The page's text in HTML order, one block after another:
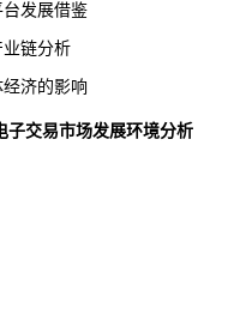
发展借鉴
链分析
济的影响
子交易市场发展环境分析